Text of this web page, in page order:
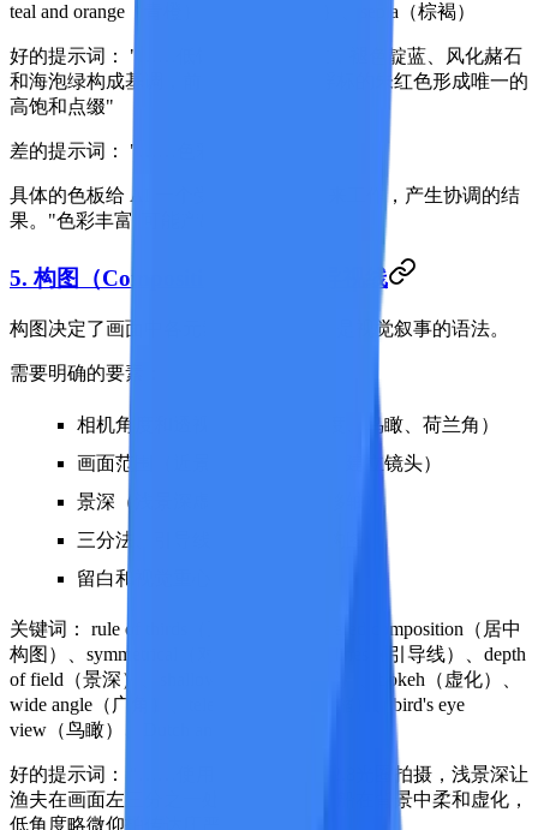
teal and orange（青橙）、pastel（粉彩）、sepia（棕褐）
好的提示词：
"……低饱和暖色调为主，褪色靛蓝、风化赭石
和海泡绿构成基调，前景中一个龙虾浮标的朱红色形成唯一的
高饱和点缀"
差的提示词： "……色彩丰富"
具体的色板给 AI 一个受限的色彩空间来工作，产生协调的结
果。"色彩丰富"可能产出一团彩虹。
5. 构图（Composition）——引导视线
构图决定了画面中各元素的排列方式，是视觉叙事的语法。
需要明确的要素：
相机角度和透视（平视、低角度、鸟瞰、荷兰角）
画面范围（近景、全景、中景、建立镜头）
景深（浅景深虚化、全景深、移轴）
三分法、引导线、对称、框架构图
留白和视觉重心分布
关键词：
rule of thirds（三分法）、centered composition（居中
构图）、symmetrical（对称）、leading lines（引导线）、depth
of field（景深）、shallow DOF（浅景深）、bokeh（虚化）、
wide angle（广角）、telephoto（长焦压缩）、bird's eye
view（鸟瞰）、Dutch angle（荷兰角）
好的提示词：
"……使用85mm镜头、f/2.8光圈拍摄，浅景深让
渔夫在画面左三分之一处清晰，港湾渔船在背景中柔和虚化，
低角度略微仰拍传达庄严感"